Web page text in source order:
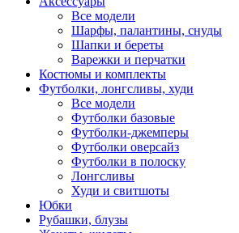
Все модели
Шарфы, палантины, снуды
Шапки и береты
Варежки и перчатки
Костюмы и комплекты
Футболки, лонгсливы, худи
Все модели
Футболки базовые
Футболки-джемперы
Футболки оверсайз
Футболки в полоску
Лонгсливы
Худи и свитшоты
Юбки
Рубашки, блузы